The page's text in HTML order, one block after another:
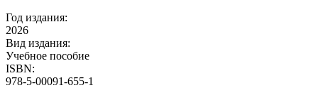
Год издания:
2026
Вид издания:
Учебное пособие
ISBN:
978-5-00091-655-1